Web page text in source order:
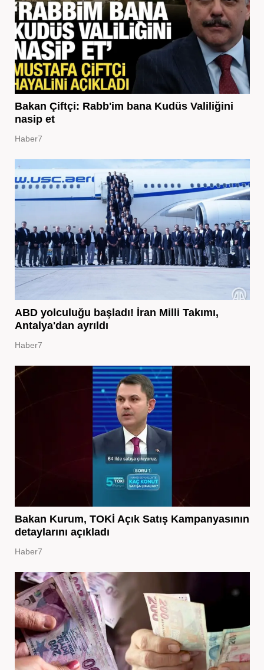
Bakan Çiftçi: Rabb'im bana Kudüs Valiliğini
nasip et
Haber7
ABD yolculuğu başladı! İran Milli Takımı,
Antalya'dan ayrıldı
Haber7
Bakan Kurum, TOKİ Açık Satış Kampanyasının
detaylarını açıkladı
Haber7